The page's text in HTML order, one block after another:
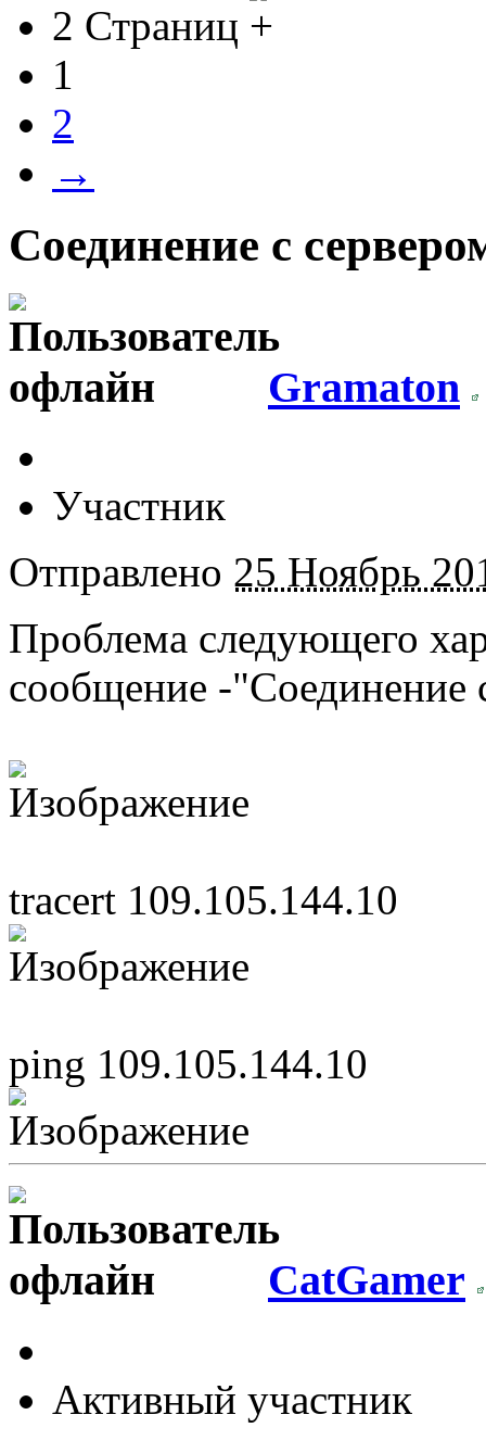
2 Страниц
1
2
→
Соединение с
Gramaton
Участник
Отправлено 25 Ноябрь
Проблема следующего
сообщение -"Соединение
tracert 109.105.144.10
ping 109.105.144.10
CatGamer
Активный участник